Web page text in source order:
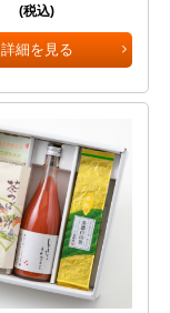
(税込)
詳細を見る